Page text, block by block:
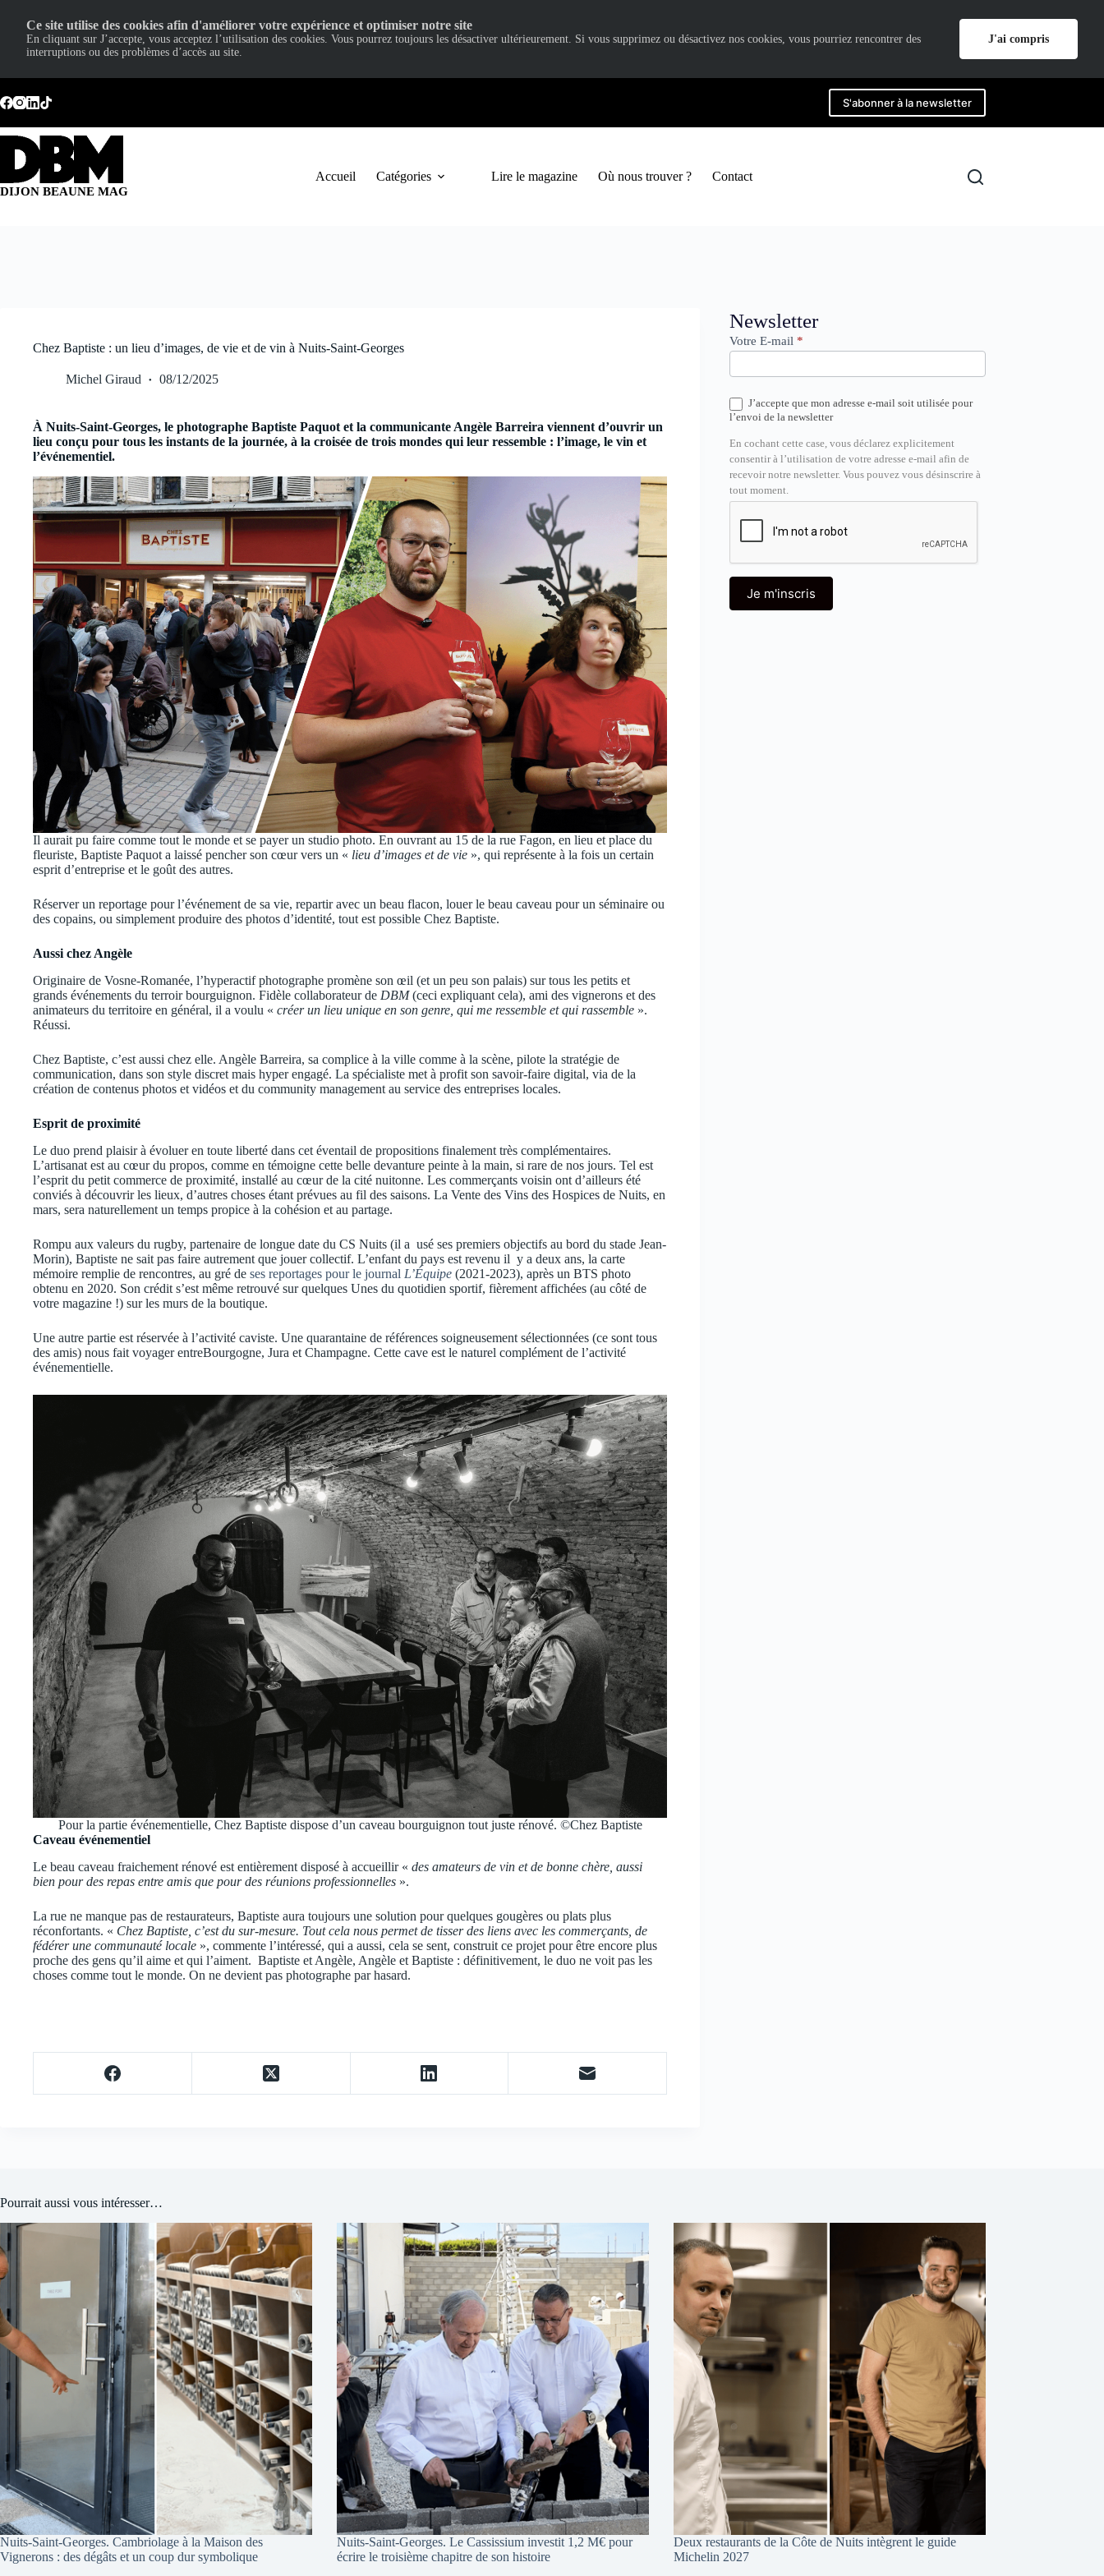
au
contenu
S'abonner à la newsletter
DIJON BEAUNE MAG
Accueil Catégories Lire le magazine Où nous trouver ? Contact
Chez Baptiste : un lieu d’images, de vie et de vin à Nuits-Saint-Georges
Michel Giraud 08/12/2025
À Nuits-Saint-Georges, le photographe Baptiste Paquot et la communicante Angèle Barreira viennent d’ouvrir un
lieu conçu pour tous les instants de la journée, à la croisée de trois mondes qui leur ressemble : l’image, le vin et
l’événementiel.
Il aurait pu faire comme tout le monde et se payer un studio photo. En ouvrant au 15 de la rue Fagon, en lieu et place du
fleuriste, Baptiste Paquot a laissé pencher son cœur vers un « lieu d’images et de vie », qui représente à la fois un certain
esprit d’entreprise et le goût des autres.
Réserver un reportage pour l’événement de sa vie, repartir avec un beau flacon, louer le beau caveau pour un séminaire ou
des copains, ou simplement produire des photos d’identité, tout est possible Chez Baptiste.
Aussi chez Angèle
Originaire de Vosne-Romanée, l’hyperactif photographe promène son œil (et un peu son palais) sur tous les petits et
grands événements du terroir bourguignon. Fidèle collaborateur de DBM(ceci expliquant cela), ami des vignerons et des
animateurs du territoire en général, il a voulu « créer un lieu unique en son genre, qui me ressemble et qui rassemble ».
Réussi.
Chez Baptiste, c’est aussi chez elle. Angèle Barreira, sa complice à la ville comme à la scène, pilote la stratégie de
communication, dans son style discret mais hyper engagé. La spécialiste met à profit son savoir-faire digital, via de la
création de contenus photos et vidéos et du community management au service des entreprises locales.
Esprit de proximité
Le duo prend plaisir à évoluer en toute liberté dans cet éventail de propositions finalement très complémentaires.
L’artisanat est au cœur du propos, comme en témoigne cette belle devanture peinte à la main, si rare de nos jours. Tel est
l’esprit du petit commerce de proximité, installé au cœur de la cité nuitonne. Les commerçants voisin ont d’ailleurs été
conviés à découvrir les lieux, d’autres choses étant prévues au fil des saisons. La Vente des Vins des Hospices de Nuits, en
mars, sera naturellement un temps propice à la cohésion et au partage.
Rompu aux valeurs du rugby, partenaire de longue date du CS Nuits (il a usé ses premiers objectifs au bord du stade Jean-
Morin), Baptiste ne sait pas faire autrement que jouer collectif. L’enfant du pays est revenu il y a deux ans, la carte
mémoire remplie de rencontres, au gré de ses reportages pour le journal L’Équipe (2021-2023), après un BTS photo
obtenu en 2020. Son crédit s’est même retrouvé sur quelques Unes du quotidien sportif, fièrement affichées (au côté de
votre magazine !) sur les murs de la boutique.
Une autre partie est réservée à l’activité caviste. Une quarantaine de références soigneusement sélectionnées (ce sont tous
des amis) nous fait voyager entreBourgogne, Jura et Champagne. Cette cave est le naturel complément de l’activité
événementielle.
Pour la partie événementielle, Chez Baptiste dispose d’un caveau bourguignon tout juste rénové. ©Chez Baptiste
Caveau événementiel
Le beau caveau fraichement rénové est entièrement disposé à accueillir « des amateurs de vin et de bonne chère, aussi
bien pour des repas entre amis que pour des réunions professionnelles ».
La rue ne manque pas de restaurateurs, Baptiste aura toujours une solution pour quelques gougères ou plats plus
réconfortants. « Chez Baptiste, c’est du sur-mesure. Tout cela nous permet de tisser des liens avec les commerçants, de
fédérer une communauté locale », commente l’intéressé, qui a aussi, cela se sent, construit ce projet pour être encore plus
proche des gens qu’il aime et qui l’aiment. Baptiste et Angèle, Angèle et Baptiste : définitivement, le duo ne voit pas les
choses comme tout le monde. On ne devient pas photographe par hasard.
Newsletter
Newsletter
Votre E-mail *
J’accepte que mon adresse e-mail soit utilisée pour
l’envoi de la newsletter
En cochant cette case, vous déclarez explicitement
consentir à l’utilisation de votre adresse e-mail afin de
recevoir notre newsletter. Vous pouvez vous désinscrire à
tout moment.
Je m'inscris
Pourrait aussi vous intéresser…
Nuits-Saint-Georges. Cambriolage à la Maison des
Vignerons : des dégâts et un coup dur symbolique
Nuits-Saint-Georges. Le Cassissium investit 1,2 M€ pour
écrire le troisième chapitre de son histoire
Deux restaurants de la Côte de Nuits intègrent le guide
Michelin 2027
Ce site utilise des cookies afin d'améliorer votre expérience et optimiser notre site
En cliquant sur J’accepte, vous acceptez l’utilisation des cookies. Vous pourrez toujours les désactiver ultérieurement. Si vous supprimez ou désactivez nos cookies, vous pourriez rencontrer des
interruptions ou des problèmes d’accès au site.
J'ai compris